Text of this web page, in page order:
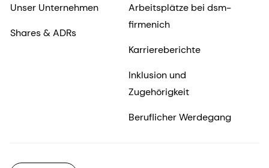
Unser Unternehmen
Shares & ADRs
Arbeitsplätze bei dsm-
firmenich
Karriereberichte
Inklusion und
Zugehörigkeit
Beruflicher Werdegang